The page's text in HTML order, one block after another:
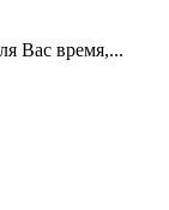
Вас время,...